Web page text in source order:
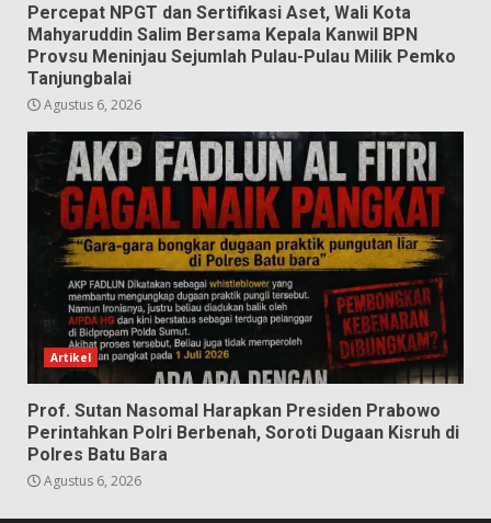
Percepat NPGT dan Sertifikasi Aset, Wali Kota
Mahyaruddin Salim Bersama Kepala Kanwil BPN
Provsu Meninjau Sejumlah Pulau-Pulau Milik Pemko
Tanjungbalai
Agustus 6, 2026
Artikel
Prof. Sutan Nasomal Harapkan Presiden Prabowo
Perintahkan Polri Berbenah, Soroti Dugaan Kisruh di
Polres Batu Bara
Agustus 6, 2026